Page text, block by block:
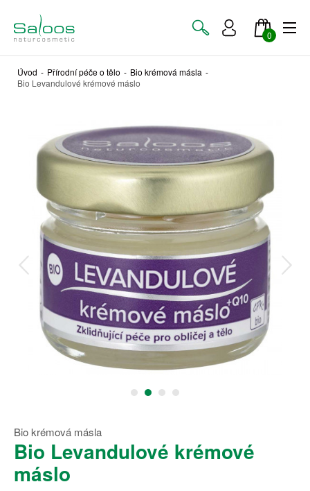
0
Úvod - Přírodní péče o tělo - Bio krémová másla -
Bio Levandulové krémové máslo
Bio krémová másla
Bio Levandulové krémové
máslo